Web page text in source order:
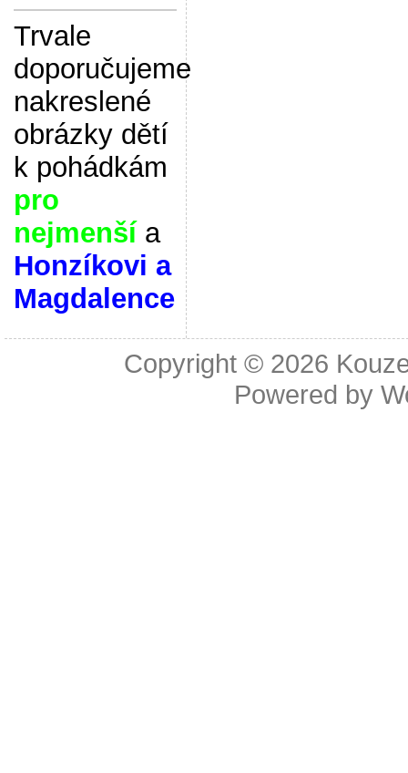
Trvale
doporučujeme
nakreslené
obrázky dětí
k pohádkám
pro
nejmenšía
Honzíkovi a
Magdalence
Copyright © 2026
Powered by